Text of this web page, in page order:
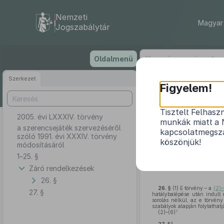
tartalomra
Nemzeti
Jogszabálytár
Oldalmenü
Szerkezet
2005. évi LXXXIV. törvény
a szerencsejáték szervezéséről
szóló 1991. évi XXXIV. törvény
módosításáról
1–25. §
Záró rendelkezések
26. §
27. §
a
26. § (1) E törvény – a
hatálybalépése után indult
sorolás nélkül, az e törvény
szabályok alapján
(2)–(6) 3
4
Figyelem!
Tisztelt
munkák miatt a
köszönjük!